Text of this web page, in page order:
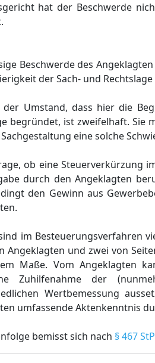
hat der Beschwerde
Beschwerde des
der Sach- und
der Umstand, dass hier die
begründet, ist zweifelhaft. Sie
eine solche
ob eine Steuerverkürzung
durch den Angeklagten
den Gewinn aus
im Besteuerungsverfahren
Angeklagten und zwei von
Maße. Vom Angeklagten
Zuhilfenahme der
Wertbemessung
umfassende Aktenkenntnis
bemisst sich nach § 467